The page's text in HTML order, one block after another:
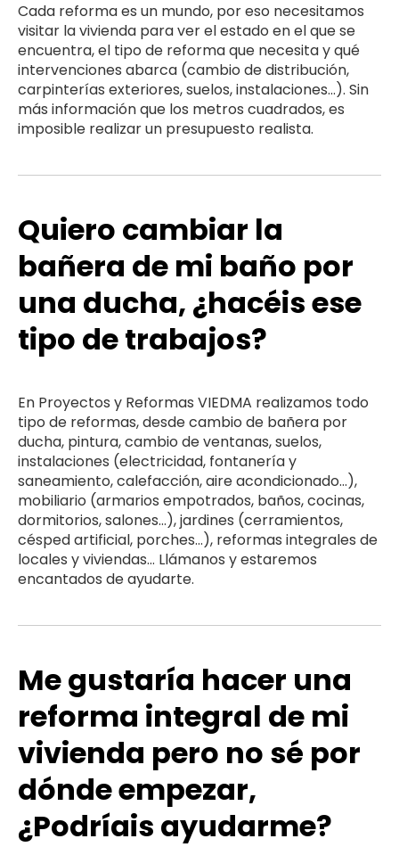
Cada reforma es un mundo, por eso necesitamos
visitar la vivienda para ver el estado en el que se
encuentra, el tipo de reforma que necesita y qué
intervenciones abarca (cambio de distribución,
carpinterías exteriores, suelos, instalaciones…). Sin
más información que los metros cuadrados, es
imposible realizar un presupuesto realista.
Quiero cambiar la
bañera de mi baño por
una ducha, ¿hacéis ese
tipo de trabajos?
En Proyectos y Reformas VIEDMA realizamos todo
tipo de reformas, desde cambio de bañera por
ducha, pintura, cambio de ventanas, suelos,
instalaciones (electricidad, fontanería y
saneamiento, calefacción, aire acondicionado…),
mobiliario (armarios empotrados, baños, cocinas,
dormitorios, salones…), jardines (cerramientos,
césped artificial, porches…), reformas integrales de
locales y viviendas… Llámanos y estaremos
encantados de ayudarte.
Me gustaría hacer una
reforma integral de mi
vivienda pero no sé por
dónde empezar,
¿Podríais ayudarme?
ANTERIOR